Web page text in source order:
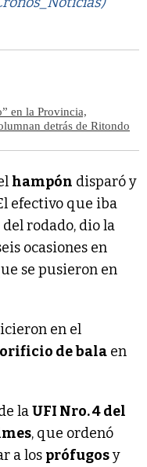
en la Provincia,
detrás de Ritondo
hampón disparó y
efectivo que iba
del rodado, dio la
ocasiones en
se pusieron en
en el
orificio de bala en
laUFI Nro. 4 del
, que ordenó
a los prófugosy